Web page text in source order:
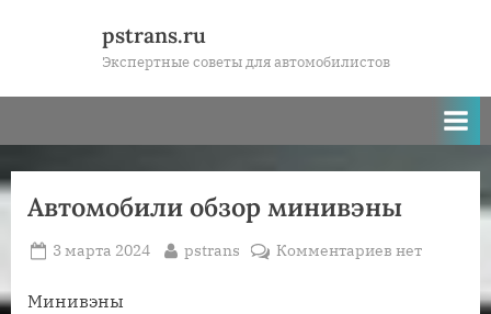
pstrans.ru
Экспертные советы для автомобилистов
Автомобили обзор минивэны
Posted
3 марта 2024 By
pstrans Комментариевк
Автомобили
нет
Минивэны